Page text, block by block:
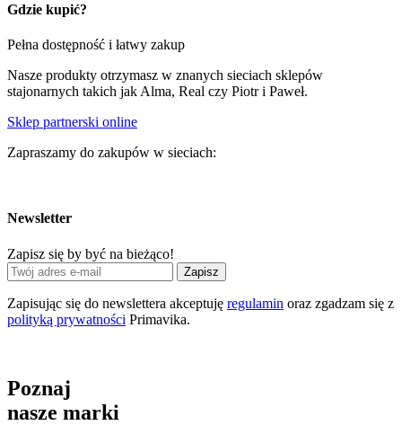
Gdzie kupić?
Pełna dostępność i łatwy zakup
Nasze produkty otrzymasz w znanych sieciach sklepów
stajonarnych takich jak Alma, Real czy Piotr i Paweł.
Sklep partnerski online
Zapraszamy do zakupów w sieciach:
Newsletter
Zapisz się by być na bieżąco!
Zapisz
Zapisując się do newslettera akceptuję regulamin oraz zgadzam się z
polityką prywatności Primavika.
Poznaj
nasze marki